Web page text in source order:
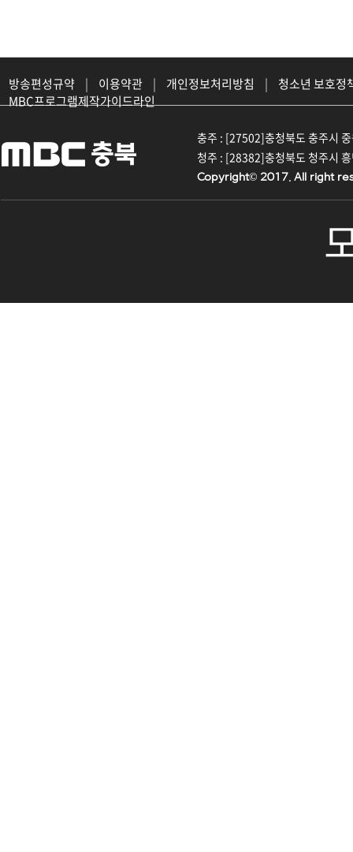
방송편성규약 | 이용약관 | 개인정보처리방침 |
청소년 보호정
MBC프로그램제작가이드라인
충주 : [27502]충청북도 충주시
청주 : [28382]충청북도 청주시
Copyright© 2017. All right